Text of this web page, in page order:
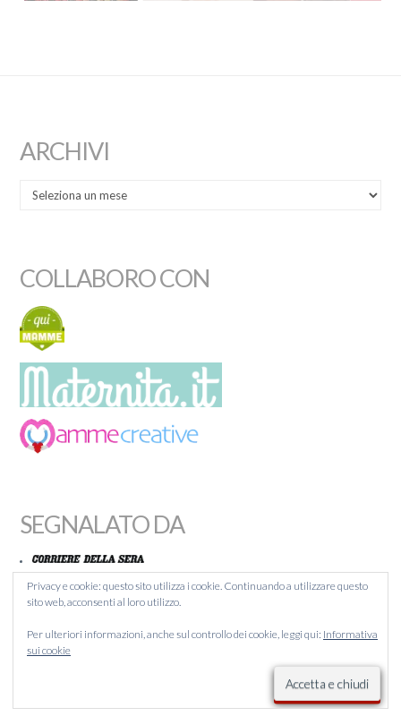
ARCHIVI
COLLABORO CON
SEGNALATO DA
MAMMACHEBLOG
LIQUIDA
Privacy e cookie: questo sito utilizza i cookie. Continuando a utilizzare questo
sito web, acconsenti al loro utilizzo.
Per ulteriori informazioni, anche sul controllo dei cookie, leggi qui: Informativa
sui cookie